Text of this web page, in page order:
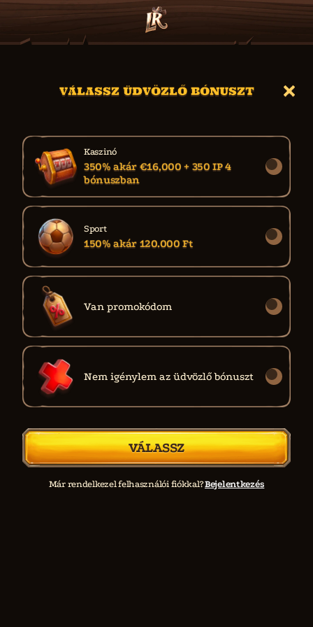
VÁLASSZ ÜDVÖZLŐ BÓNUSZT
Kaszinó
350% akár €16,000 + 350 IP 4
bónuszban
Sport
150% akár 120.000 Ft
Van promokódom
Nem igénylem az üdvözlő bónuszt
VÁLASSZ
Már rendelkezel felhasználói fiókkal?Bejelentkezés